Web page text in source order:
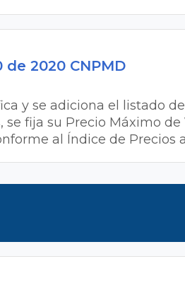
de 2020 CNPMD
y se adiciona el listado
se fija su Precio Máximo
al Índice de Precios